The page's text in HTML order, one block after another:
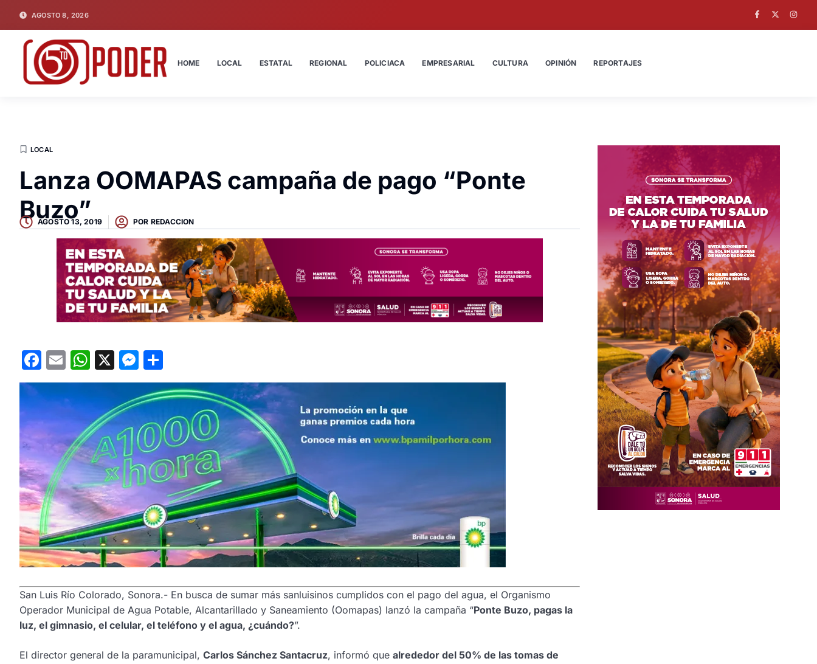
AGOSTO 8, 2026
HOME LOCAL ESTATAL REGIONAL POLICIACA EMPRESARIAL CULTURA OPINIÓN REPORTAJES
LOCAL
Lanza OOMAPAS campaña de pago “Ponte
Buzo”
AGOSTO 13, 2019 POR REDACCION
Facebook
EmailWhatsApp
X Messenger
San Luis Río Colorado, Sonora.- En busca de sumar más sanluisinos cumplidos con el pago del agua, el Organismo
Operador Municipal de Agua Potable, Alcantarillado y Saneamiento (Oomapas) lanzó la campaña “Ponte Buzo, pagas la
luz, el gimnasio, el celular, el teléfono y el agua, ¿cuándo?”.
El director general de la paramunicipal, Carlos Sánchez Santacruz, informó que alrededor del 50% de las tomas de